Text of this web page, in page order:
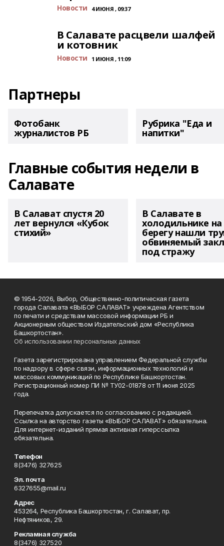
Новости 4 ИЮНЯ , 09:37
В Салавате расцвели шалфей
и котовник
Новости 1 ИЮНЯ , 11:09
Партнеры
Фотобанк
журналистов РБ
Рубрика "Еда и
напитки"
Главные события недели в
Салавате
В Салават спустя 20
лет вернулся «Кубок
стихий»
В Салавате в
холодильнике на
берегу нашли
обвиняемый
под стражу
© 1954-2026, Выбор, Общественно-политическая газета
города Салавата «ВЫБОР САЛАВАТ» учреждена Агентством
по печати и средствам массовой информации РБ и
Акционерным обществом Издательский дом «Республика
Башкортостан».
Об использовании персональных данных
Газета зарегистрирована управлением Федеральной службы
по надзору в сфере связи, информационных технологий и
массовых коммуникаций по Республике Башкортостан.
Регистрационный номер ПИ № ТУ02-01878 от 11 июня 2025
года.
Перепечатка допускается по согласованию с редакцией.
Ссылка на авторство газеты «ВЫБОР САЛАВАТ» обязательна.
Для интернет-изданий прямая активная гиперссылка
обязательна.
Телефон
8(3476) 327625
Эл. почта
6327655@mail.ru
Адрес
453264, Республика Башкортостан, г. Салават, пр.
Нефтяников, 29.
Рекламная служба
8(3476) 327520